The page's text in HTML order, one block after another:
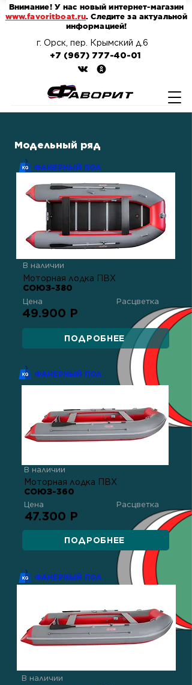
г. Орск, пер. Крымский д.6
+7 (967) 777-40-01
Внимание! У нас новый интернет-магазин
www.favoritboat.ru. Следите за актуальной
информацией!
Модельный ряд
ФАНЕРНЫЙ ПОЛ
В наличии
Моторная лодка ПВХ
СОЮЗ-380
Цена Расцветка
49.900 Р
ПОДРОБНЕЕ
ФАНЕРНЫЙ ПОЛ
В наличии
Моторная лодка ПВХ
СОЮЗ-360
Цена Расцветка
47.300 Р
ПОДРОБНЕЕ
ФАНЕРНЫЙ ПОЛ
В наличии